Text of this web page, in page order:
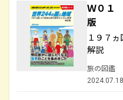
Ｗ０１
版
１９７
解説
旅の図鑑